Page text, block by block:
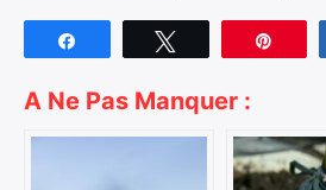
A Ne Pas Manquer :